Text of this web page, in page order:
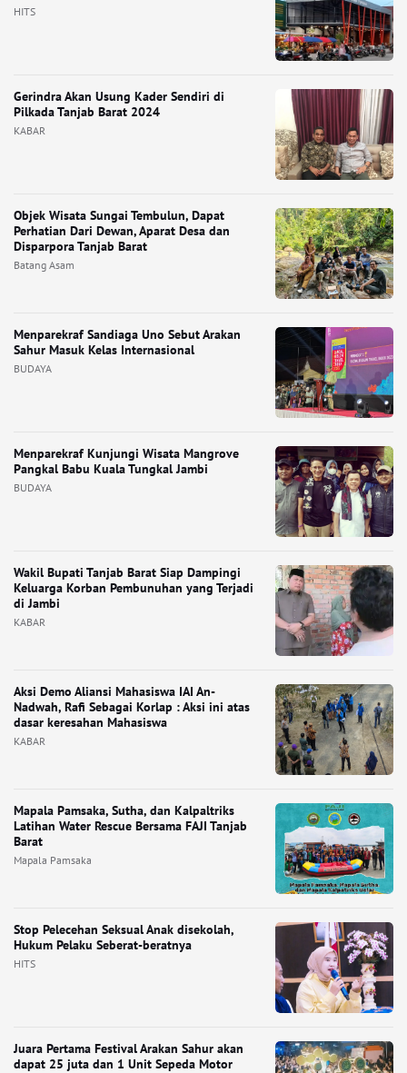
HITS
Gerindra Akan Usung Kader Sendiri di
Pilkada Tanjab Barat 2024
KABAR
Objek Wisata Sungai Tembulun, Dapat
Perhatian Dari Dewan, Aparat Desa dan
Disparpora Tanjab Barat
Batang Asam
Menparekraf Sandiaga Uno Sebut Arakan
Sahur Masuk Kelas Internasional
BUDAYA
Menparekraf Kunjungi Wisata Mangrove
Pangkal Babu Kuala Tungkal Jambi
BUDAYA
Wakil Bupati Tanjab Barat Siap Dampingi
Keluarga Korban Pembunuhan yang Terjadi
di Jambi
KABAR
Aksi Demo Aliansi Mahasiswa IAI An-
Nadwah, Rafi Sebagai Korlap : Aksi ini atas
dasar keresahan Mahasiswa
KABAR
Mapala Pamsaka, Sutha, dan Kalpaltriks
Latihan Water Rescue Bersama FAJI Tanjab
Barat
Mapala Pamsaka
Stop Pelecehan Seksual Anak disekolah,
Hukum Pelaku Seberat-beratnya
HITS
Juara Pertama Festival Arakan Sahur akan
dapat 25 juta dan 1 Unit Sepeda Motor